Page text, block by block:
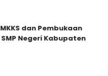
dan Pembukaan
Negeri Kabupaten